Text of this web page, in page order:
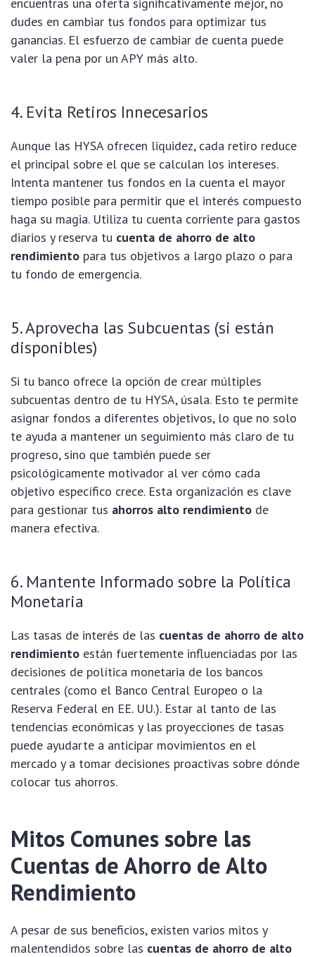
dudes en cambiar tus fondos para optimizar tus
ganancias. El esfuerzo de cambiar de cuenta puede
valer la pena por un APY más alto.
4. Evita Retiros Innecesarios
Aunque las HYSA ofrecen liquidez, cada retiro reduce
el principal sobre el que se calculan los intereses.
Intenta mantener tus fondos en la cuenta el mayor
tiempo posible para permitir que el interés compuesto
haga su magia. Utiliza tu cuenta corriente para gastos
diarios y reserva tu cuenta de ahorro de alto
rendimiento para tus objetivos a largo plazo o para
tu fondo de emergencia.
5. Aprovecha las Subcuentas (si están
disponibles)
Si tu banco ofrece la opción de crear múltiples
subcuentas dentro de tu HYSA, úsala. Esto te permite
asignar fondos a diferentes objetivos, lo que no solo
te ayuda a mantener un seguimiento más claro de tu
progreso, sino que también puede ser
psicológicamente motivador al ver cómo cada
objetivo específico crece. Esta organización es clave
para gestionar tus ahorros alto rendimiento de
manera efectiva.
6. Mantente Informado sobre la Política
Monetaria
Las tasas de interés de las cuentas de ahorro de alto
rendimiento están fuertemente influenciadas por las
decisiones de política monetaria de los bancos
centrales (como el Banco Central Europeo o la
Reserva Federal en EE. UU.). Estar al tanto de las
tendencias económicas y las proyecciones de tasas
puede ayudarte a anticipar movimientos en el
mercado y a tomar decisiones proactivas sobre dónde
colocar tus ahorros.
Mitos Comunes sobre las
Cuentas de Ahorro de Alto
Rendimiento
A pesar de sus beneficios, existen varios mitos y
malentendidos sobre las cuentas de ahorro de alto